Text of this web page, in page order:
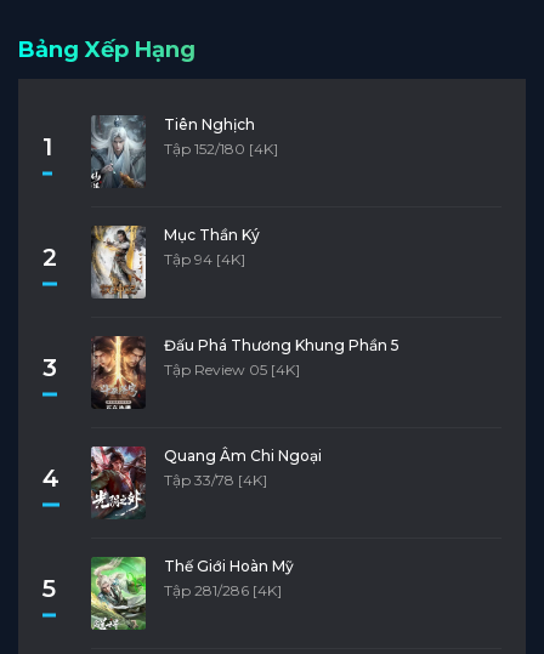
Bảng Xếp Hạng
1
Tiên Nghịch
Tập 152/180 [4K]
2
Mục Thần Ký
Tập 94 [4K]
3
Đấu Phá Thương Khung Phần 5
Tập Review 05 [4K]
4
Quang Âm Chi Ngoại
Tập 33/78 [4K]
5
Thế Giới Hoàn Mỹ
Tập 281/286 [4K]